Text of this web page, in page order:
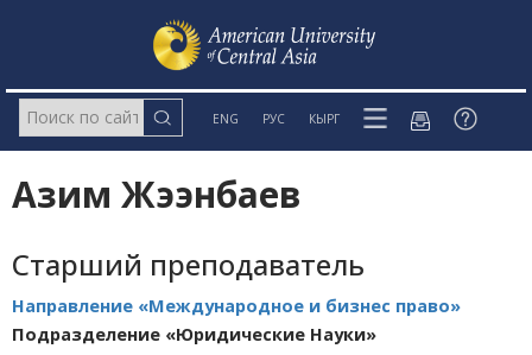
ENG РУС КЫРГ
Азим Жээнбаев
Старший преподаватель
Направление «Международное и бизнес право»
Подразделение «Юридические Науки»